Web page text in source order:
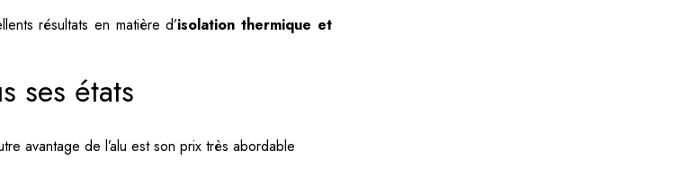
résultats en matière d’isolation thermique et
ses états